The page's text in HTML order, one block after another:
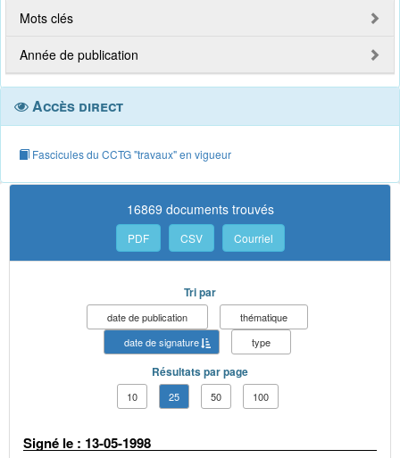
Mots clés
Année de publication
Accès direct
Fascicules du CCTG "travaux" en vigueur
16869 documents trouvés
PDF CSV Courriel
Tri par
date de publication
thématique
date de signature
type
Résultats par page
10 25 50 100
Signé le : 13-05-1998